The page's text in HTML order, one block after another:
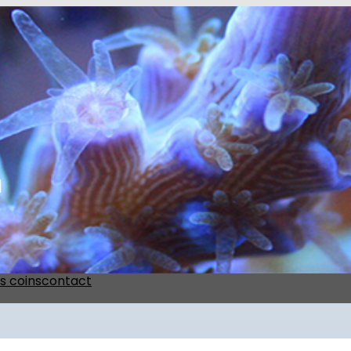
coinscontact